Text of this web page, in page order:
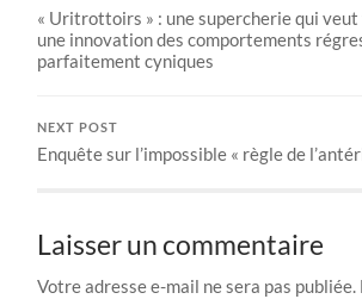
« Uritrottoirs » : une supercherie qui
une innovation des comportements
parfaitement cyniques
NEXT POST
Enquête sur l’impossible « règle de
Laisser un commentaire
Votre adresse e-mail ne sera pas publiée.